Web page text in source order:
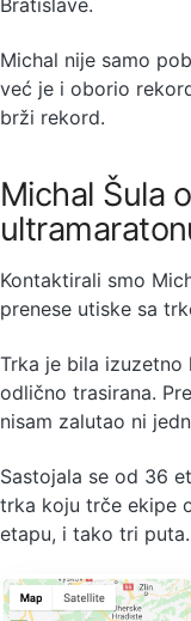
Michal nije samo
već je i oborio
brži rekord.
Michal Šula
Kontaktirali smo
prenese utiske sa
Trka je bila izuzetno
odlično trasirana.
nisam zalutao ni
Sastojala se od 36
trka koju trče ekipe
etapu, i tako tri puta.